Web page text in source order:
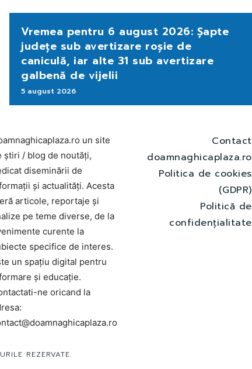
Vremea pentru 6 august 2026: Șapte
județe sub avertizare roșie de
caniculă, iar alte 31 sub avertizare
galbenă de vijelii
5 august 2026
un site
știri / blog de noutăți,
diseminării de
și actualități. Acesta
articole, reportaje și
pe teme diverse, de la
curente la
specifice de interes.
un spațiu digital pentru
și educație.
ne oricand la
Contact
doamnaghicaplaza.ro
Politica de cookies
(GDPR)
Politică de
confidențialitate
REZERVATE.